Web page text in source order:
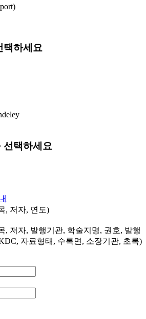
택하세요
선택하세요
, 저자, 연도)
, 저자, 발행기관, 학술지명, 권호, 발행
자료형태, 수록면, 소장기관, 초록)